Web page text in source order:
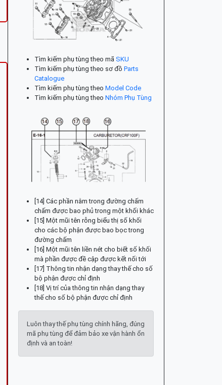
Tìm kiếm phụ tùng theo mã SKU
Tìm kiếm phụ tùng theo sơ đồ Parts
Catalogue
Tìm kiếm phụ tùng theo Model Code
Tìm kiếm phụ tùng theo Nhóm Phụ Tùng
[14] Các phần nằm trong đường chấm
chấm được bao phủ trong một khối khác
[15] Một mũi tên rỗng biểu thị số khối
cho các bộ phận được bao bọc trong
đường chấm
[16] Một mũi tên liền nét cho biết số khối
mà phần được đề cập được kết nối tới
[17] Thông tin nhận dạng thay thế cho số
bộ phận được chỉ định
[18] Vị trí của thông tin nhận dạng thay
thế cho số bộ phận được chỉ định
Luôn thay thế phụ tùng chính hãng, đúng
mã phụ tùng để đảm bảo xe vận hành ổn
định và an toàn!